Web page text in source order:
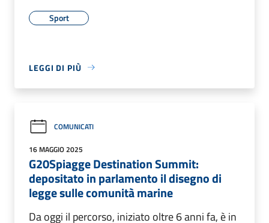
Sport
LEGGI DI PIÙ
COMUNICATI
16 MAGGIO 2025
G20Spiagge Destination Summit:
depositato in parlamento il disegno di
legge sulle comunità marine
Da oggi il percorso, iniziato oltre 6 anni fa, è in